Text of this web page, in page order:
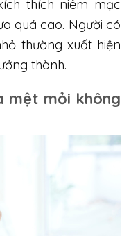
thích niêm mạc
quá cao. Người có
thường xuất hiện
thành.
mệt mỏi không